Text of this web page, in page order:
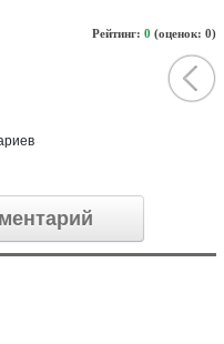
Рейтинг: 0 (оценок: 0)